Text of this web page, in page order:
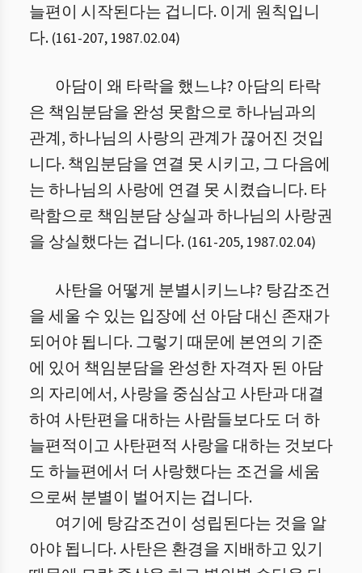
늘편이 시작된다는 겁니다. 이게 원칙입니
다. (161-207, 1987.02.04)
아담이 왜 타락을 했느냐? 아담의 타락
은 책임분담을 완성 못함으로 하나님과의
관계, 하나님의 사랑의 관계가 끊어진 것입
니다. 책임분담을 연결 못 시키고, 그 다음에
는 하나님의 사랑에 연결 못 시켰습니다. 타
락함으로 책임분담 상실과 하나님의 사랑권
을 상실했다는 겁니다. (161-205, 1987.02.04)
사탄을 어떻게 분별시키느냐? 탕감조건
을 세울 수 있는 입장에 선 아담 대신 존재가
되어야 됩니다. 그렇기 때문에 본연의 기준
에 있어 책임분담을 완성한 자격자 된 아담
의 자리에서, 사랑을 중심삼고 사탄과 대결
하여 사탄편을 대하는 사람들보다도 더 하
늘편적이고 사탄편적 사랑을 대하는 것보다
도 하늘편에서 더 사랑했다는 조건을 세움
으로써 분별이 벌어지는 겁니다.
여기에 탕감조건이 성립된다는 것을 알
아야 됩니다. 사탄은 환경을 지배하고 있기